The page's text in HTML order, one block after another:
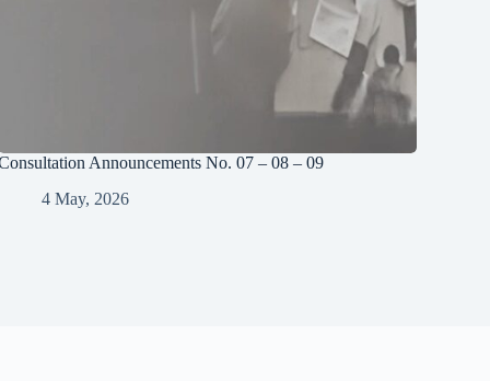
Announcements No. 07 – 08 – 09
4 May, 2026